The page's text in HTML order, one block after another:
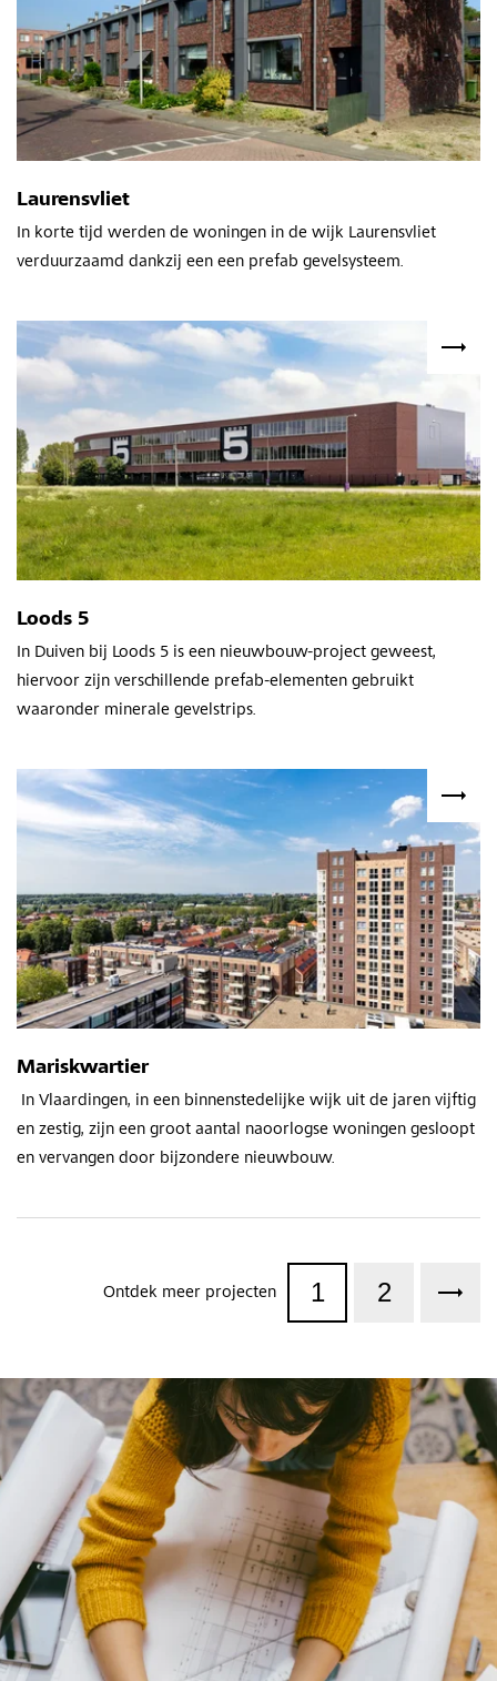
Laurensvliet
In korte tijd werden de woningen in de wijk Laurensvliet
verduurzaamd dankzij een een prefab gevelsysteem.
Loods 5
In Duiven bij Loods 5 is een nieuwbouw-project geweest,
hiervoor zijn verschillende prefab-elementen gebruikt
waaronder minerale gevelstrips.
Mariskwartier
In Vlaardingen, in een binnenstedelijke wijk uit de jaren vijftig
en zestig, zijn een groot aantal naoorlogse woningen gesloopt
en vervangen door bijzondere nieuwbouw.
Ontdek meer projecten 1 2